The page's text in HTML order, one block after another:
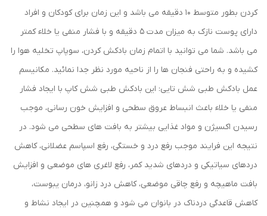
کردن بطور متوسط 10 دقیقه می باشد و این زمان برای کودکان و افراد
دارای پوست نازک به میزان مدت 5 دقیقه و با فشار منفی یا خلاء کمتر
می باشد. شما می توانید با اتمام زمان بادکش کردن، سوپاپ تخلیه هوا را
کشیده و به راحتی فنجان ها را از ناحیه مورد نظر جدا نمائید. مکانیسم
عمل بادکش طبی شش تایی: این بادکش طبی شش کاپ با ایجاد فشار
منفی یا خلاء باعث انبساط عروق سطحی و افزایش خون رسانی، موجب
رسیدن اکسیژن و مواد غذایی بیشتر به بافت های سطحی می شود. در
نتیجه این فرایند موجب رفع درد و خستگی، رفع اسپاسم عضلانی، کاهش
دردهای سیاتیکی و دردهای شدید کمر، رفع لاغری های موضعی و افزایش
بافت ماهیچه و رفع چاقی موضعی، کاهش درد زانو، درمان یبوست،
کاهش قاعدگی دردناک در بانوان می شود و همچنین در ایجاد نشاط و